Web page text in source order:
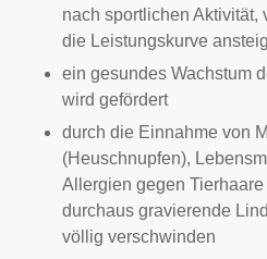
nach sportlichen Aktivität,
die Leistungskurve
ein gesundes Wachstum
wird gefördert
durch die Einnahme von
(Heuschnupfen),
Allergien gegen
durchaus gravierende
völlig verschwinden